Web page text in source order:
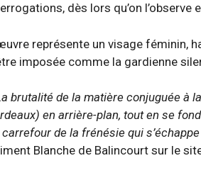
dès lors qu’on l’observe
représente un visage féminin,
imposée comme la gardienne
brutalité de la matière conjuguée à
en arrière-plan, tout en se
carrefour de la frénésie qui
Blanche de Balincourt sur le